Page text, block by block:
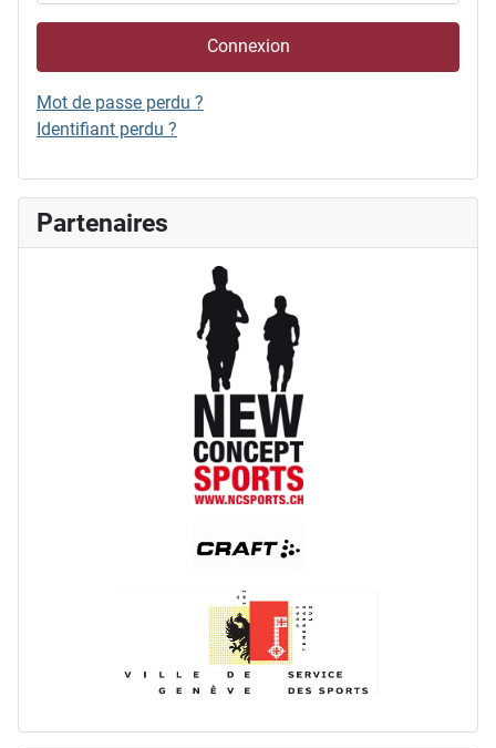
Connexion
Mot de passe perdu ?
Identifiant perdu ?
Partenaires